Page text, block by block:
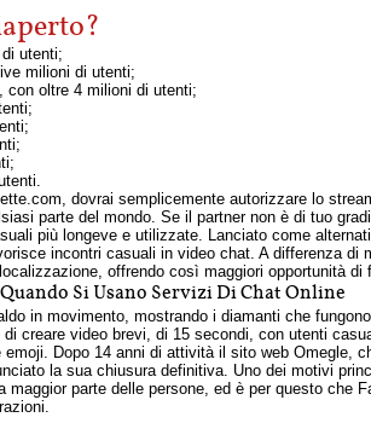
utenti;
milioni di utenti;
con oltre 4 milioni di utenti;
dovrai semplicemente autorizzare lo
parte del mondo. Se il partner non è di tuo
più longeve e utilizzate. Lanciato come
incontri casuali in video chat. A differenza
offrendo così maggiori opportunità
Si Usano Servizi Di Chat Online
in movimento, mostrando i diamanti che
creare video brevi, di 15 secondi, con utenti
Dopo 14 anni di attività il sito web Omegle,
la sua chiusura definitiva. Uno dei motivi
maggior parte delle persone, ed è per questo